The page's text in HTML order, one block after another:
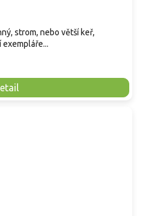
strom, nebo větší keř,
exempláře...